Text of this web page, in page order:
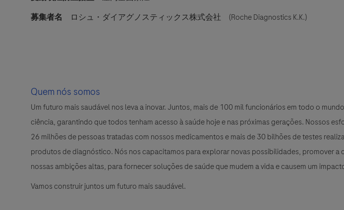
募集者名 ロシュ・ダイアグノスティックス株式会社 (Roche Diagnostics K.K.)
Quem nós somos
Um futuro mais saudável nos leva a inovar. Juntos, mais de 100 mil funcionários em todo o
ciência, garantindo que todos tenham acesso à saúde hoje e nas próximas gerações. Nossos
26 milhões de pessoas tratadas com nossos medicamentos e mais de 30 bilhões de testes
produtos de diagnóstico. Nós nos capacitamos para explorar novas possibilidades, promover a
nossas ambições altas, para fornecer soluções de saúde que mudem a vida e causem um
Vamos construir juntos um futuro mais saudável.